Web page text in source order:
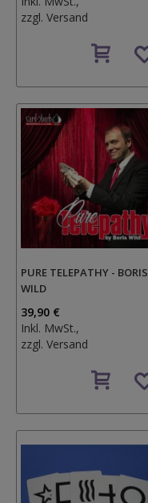
zzgl. Versand
den
PURE TELEPATHY - BORIS
WILD
39,90 €
Inkl. MwSt.,
zzgl. Versand
den